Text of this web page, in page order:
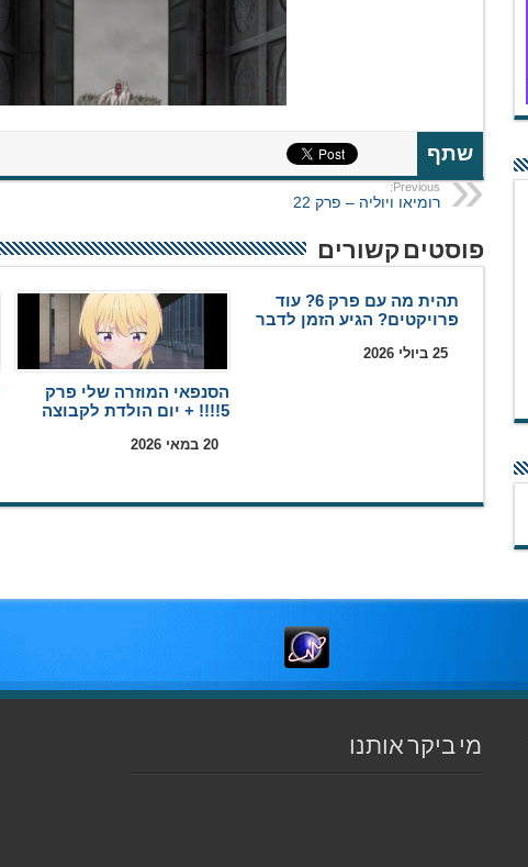
שתף
Previous:
רומיאו ויוליה – פרק 22
פוסטים קשורים
תהית מה עם פרק 6? עוד
פרויקטים? הגיע הזמן לדבר
25 ביולי 2026
הסנפאי המוזרה שלי פרק
5!!!! + יום הולדת לקבוצה
20 במאי 2026
מי ביקר אותנו